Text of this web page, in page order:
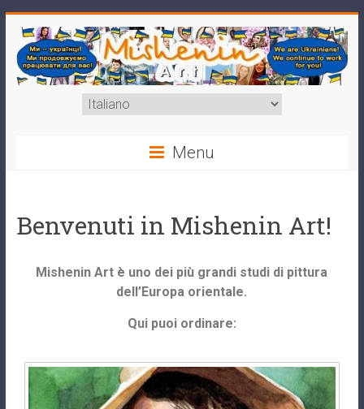
Menu
Benvenuti in Mishenin Art!
Mishenin Art è uno dei più grandi studi di pittura
dell’Europa orientale.
Qui puoi ordinare: